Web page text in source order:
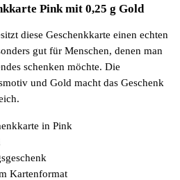
Pink mit 0,25 g Gold
diese Geschenkkarte einen echten
gut für Menschen, denen man
schenken möchte. Die
und Gold macht das Geschenk
in Pink
Kartenformat